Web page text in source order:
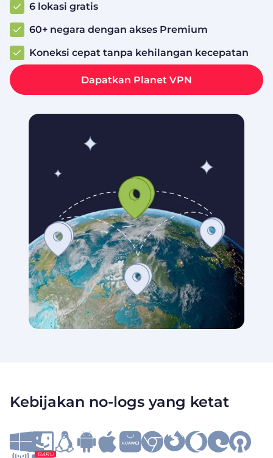
6 lokasi gratis
60+ negara dengan akses Premium
Koneksi cepat tanpa kehilangan kecepatan
Dapatkan Planet VPN
Kebijakan no‑logs yang ketat
BARU